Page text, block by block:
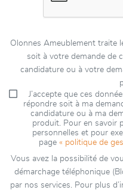
Olonnes Ameublement traite
soit à votre demande de
candidature ou à votre
J’accepte que ces
répondre soit à ma
candidature ou à ma
produit. Pour en savoir
personnelles et pour
page « politique de
Vous avez la possibilité de
démarchage téléphonique
par nos services. Pour plus